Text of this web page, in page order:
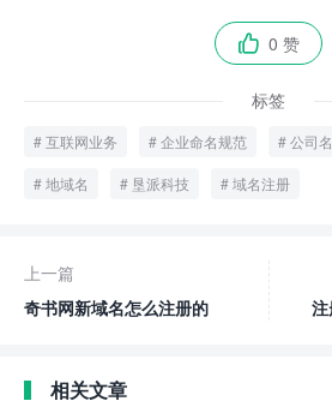
 0 赞
标签
互联网业务 企业命名规范 公司
地域名 垦派科技 域名注册
上一篇
奇书网新域名怎么注册的
相关文章